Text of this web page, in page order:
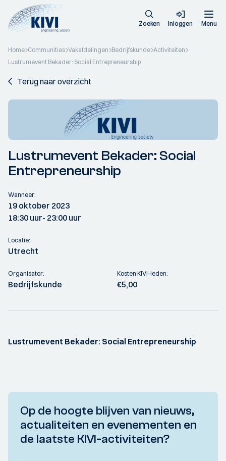
Zoeken Inloggen Menu
Home Communities Vakafdelingen Bedrijfskunde Activiteiten
Lustrumevent Bekader: Social Entrepreneurship
Terug naar overzicht
Lustrumevent Bekader: Social
Entrepreneurship
Wanneer:
19 oktober 2023
18:30 uur- 23:00 uur
Locatie:
Utrecht
Organisator:
Bedrijfskunde
Kosten KIVI-leden:
€5,00
Lustrumevent Bekader: Social Entrepreneurship
Op de hoogte blijven van nieuws,
actualiteiten en evenementen en
de laatste KIVI-activiteiten?